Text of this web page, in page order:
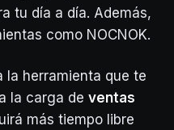
tu día a día. Además,
como NOCNOK.
la herramienta que te
la carga de ventas
más tiempo libre